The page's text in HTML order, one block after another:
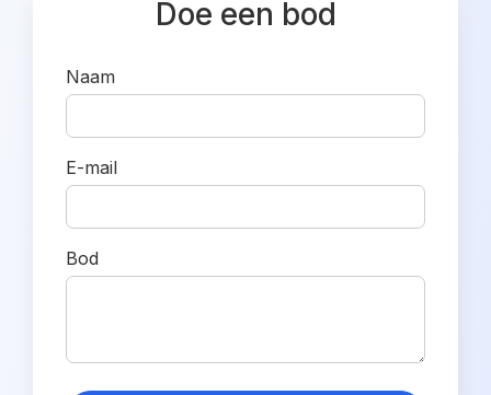
Doe een bod
Naam
E-mail
Bod